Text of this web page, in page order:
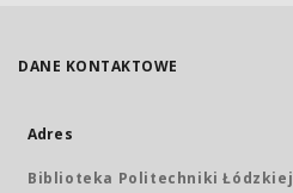
DANE KONTAKTOWE
Adres
Biblioteka Politechniki Łódzkiej